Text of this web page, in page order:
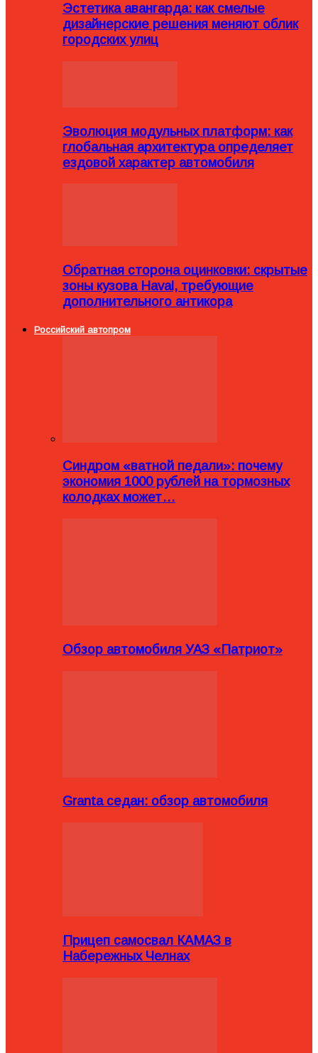
Эстетика авангарда: как смелые
дизайнерские решения меняют облик
городских улиц
Эволюция модульных платформ: как
глобальная архитектура определяет
ездовой характер автомобиля
Обратная сторона оцинковки: скрытые
зоны кузова Haval, требующие
дополнительного антикора
Российский автопром
Синдром «ватной педали»: почему
экономия 1000 рублей на тормозных
колодках может…
Обзор автомобиля УАЗ «Патриот»
Granta седан: обзор автомобиля
Прицеп самосвал КАМАЗ в
Набережных Челнах